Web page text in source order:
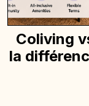
Coliving
la